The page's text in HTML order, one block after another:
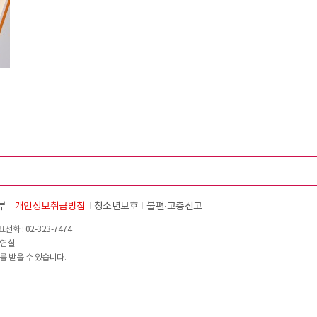
개인정보취급방침 청소년보호 불편∙고충신고
전화 : 02-323-7474
실
받을 수 있습니다.